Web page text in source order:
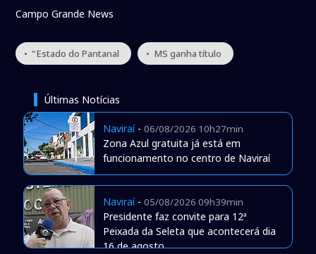
Campo Grande News
• "Estado do Pantanal • MS ganha título
Últimas Notícias
Naviraí- 06/08/2026 10h27min
Zona Azul gratuita já está em
funcionamento no centro de Naviraí
Naviraí- 05/08/2026 09h39min
Presidente faz convite para 12ª
Peixada da Seleta que acontecerá dia
16 de agosto